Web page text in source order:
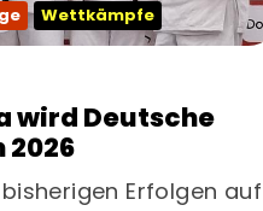
Wettkämpfe
wird Deutsche
Erfolgen auf